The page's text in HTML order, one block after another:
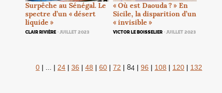
Surpêche au Sénégal. Le
spectre d’un «désert
liquide »
CLAIR RIVIÈRE · JUILLET 2023
«Où est Daouda?» En
Sicile, la disparition d’un
«invisible »
VICTOR LE BOISSELIER · JUILLET 2023
0 24 36 48 60 72 84 96 108 120 132